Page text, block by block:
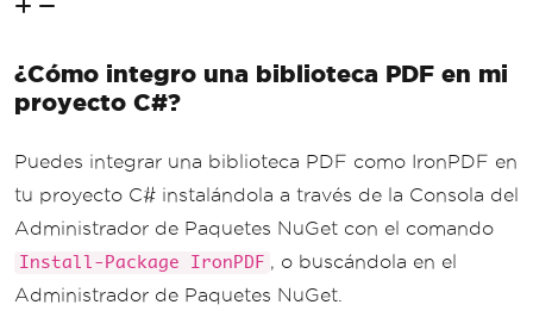
¿Cómo integro una biblioteca PDF en mi
proyecto C#?
Puedes integrar una biblioteca PDF como IronPDF en
tu proyecto C# instalándola a través de la Consola del
Administrador de Paquetes NuGet con el comando
Install-Package IronPDF , o buscándola en el
Administrador de Paquetes NuGet.